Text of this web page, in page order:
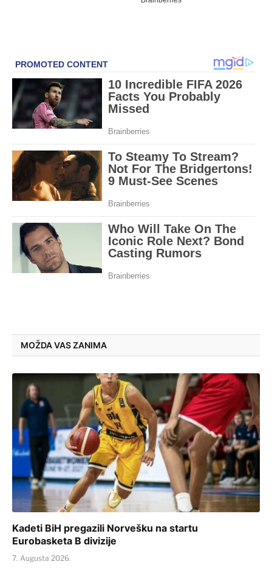
MOŽDA VAS ZANIMA
Kadeti BiH pregazili Norvešku na startu
Eurobasketa B divizije
7. Augusta 2026.